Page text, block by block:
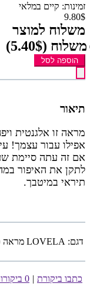
זמינות: קיים במלאי
9.80$
משלוח למוצר
משלוח (5.40$)
הוספה לסל
תיאור
מראה זו אלגנטית
אפילו עבור עצמך!
אם זה עתה סיימת
לתקן את האיפור
תיראי במיטבך.
דגם: LOVELA מראה כיס | Dance Circle design
כתבו ביקורת | 0 ביקורות